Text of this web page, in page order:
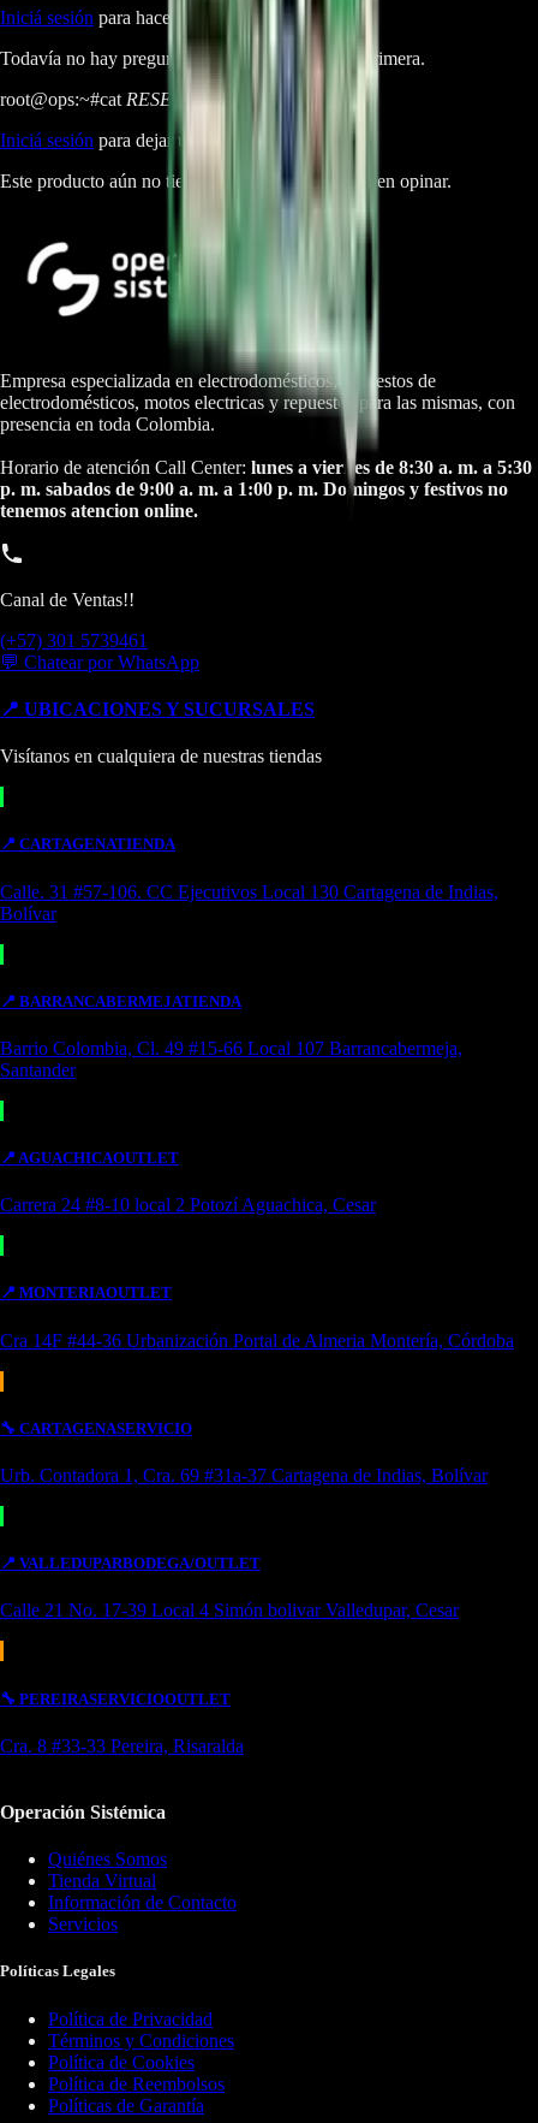
Iniciá sesión para hacer una pregunta.
Todavía no hay preguntas respondidas. Hacé la primera.
root@ops:~#cat RESEÑAS[ 0 ]
Iniciá sesión para dejar una reseña.
Este producto aún no tiene reseñas. Sé el primero en opinar.
Empresa especializada en electrodomésticos, repuestos de
electrodomésticos, motos electricas y repuestos para las mismas, con
presencia en toda Colombia.
Horario de atención Call Center: lunes a viernes de 8:30 a. m. a 5:30
p. m. sabados de 9:00 a. m. a 1:00 p. m. Domingos y festivos no
tenemos atencion online.
Canal de Ventas!!
(+57) 301 5739461
💬 Chatear por WhatsApp
📍 UBICACIONES Y SUCURSALES
Visítanos en cualquiera de nuestras tiendas
📍 CARTAGENATIENDA
Calle. 31 #57-106. CC Ejecutivos Local 130 Cartagena de Indias,
Bolívar
📍 BARRANCABERMEJATIENDA
Barrio Colombia, Cl. 49 #15-66 Local 107 Barrancabermeja,
Santander
📍AGUACHICAOUTLET
Carrera 24 #8-10 local 2 Potozí Aguachica, Cesar
📍 MONTERIAOUTLET
Cra 14F #44-36 Urbanización Portal de Almeria Montería, Córdoba
🔧 CARTAGENASERVICIO
Urb. Contadora 1, Cra. 69 #31a-37 Cartagena de Indias, Bolívar
📍 VALLEDUPARBODEGA/OUTLET
Calle 21 No. 17-39 Local 4 Simón bolivar Valledupar, Cesar
🔧 PEREIRASERVICIOOUTLET
Cra. 8 #33-33 Pereira, Risaralda
Operación Sistémica
Quiénes Somos
Tienda Virtual
Información de Contacto
Servicios
Políticas Legales
Política de Privacidad
Términos y Condiciones
Política de Cookies
Política de Reembolsos
Políticas de Garantía